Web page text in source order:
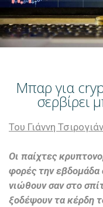
Μπαρ για
σερβίρει
Του Γιάννη
Οι παίχτες
φορές την
νιώθουν σαν στο
ξοδέψουν τα κέρδη